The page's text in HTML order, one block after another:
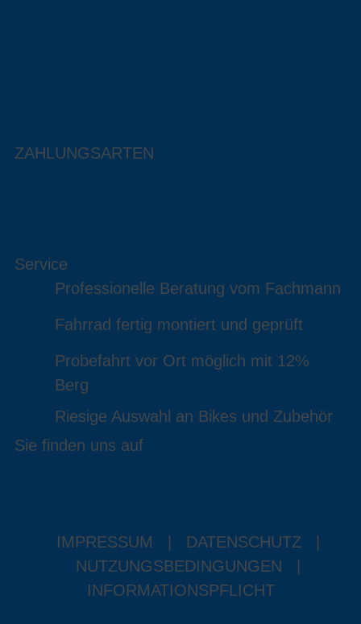
ZAHLUNGSARTEN
Service
Professionelle Beratung vom Fachmann
Fahrrad fertig montiert und geprüft
Probefahrt vor Ort möglich mit 12%
Berg
Riesige Auswahl an Bikes und Zubehör
Sie finden uns auf
IMPRESSUM DATENSCHUTZ
NUTZUNGSBEDINGUNGEN
INFORMATIONSPFLICHT